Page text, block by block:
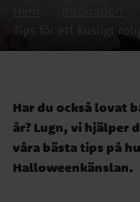
Hem Inspiration
Tips för ett kusligt
Har du också lovat
år? Lugn, vi hjälper
våra bästa tips på
Halloweenkänslan.